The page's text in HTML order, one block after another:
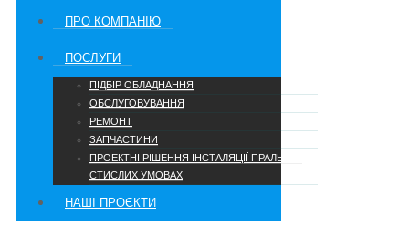
ПРО КОМПАНІЮ
ПОСЛУГИ
ПІДБІР ОБЛАДНАННЯ
ОБСЛУГОВУВАННЯ
РЕМОНТ
ЗАПЧАСТИНИ
ПРОЕКТНІ РІШЕННЯ ІНСТАЛЯЦІЇ ПРАЛЬНІ В
СТИСЛИХ УМОВАХ
НАШІ ПРОЄКТИ